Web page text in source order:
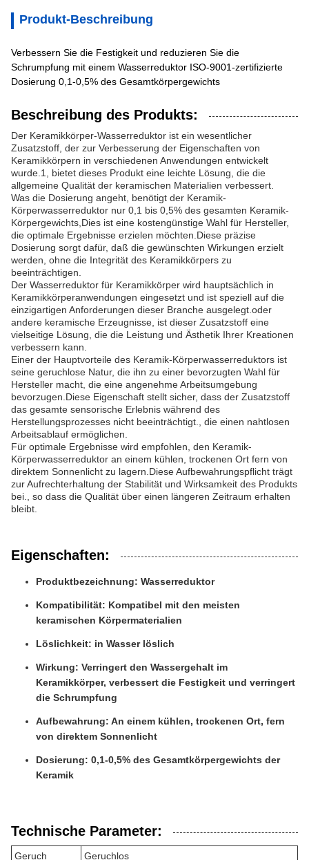
Produkt-Beschreibung
Verbessern Sie die Festigkeit und reduzieren Sie die
Schrumpfung mit einem Wasserreduktor ISO-9001-zertifizierte
Dosierung 0,1-0,5% des Gesamtkörpergewichts
Beschreibung des Produkts:
Der Keramikkörper-Wasserreduktor ist ein wesentlicher
Zusatzstoff, der zur Verbesserung der Eigenschaften von
Keramikkörpern in verschiedenen Anwendungen entwickelt
wurde.1, bietet dieses Produkt eine leichte Lösung, die die
allgemeine Qualität der keramischen Materialien verbessert.
Was die Dosierung angeht, benötigt der Keramik-
Körperwasserreduktor nur 0,1 bis 0,5% des gesamten Keramik-
Körpergewichts,Dies ist eine kostengünstige Wahl für Hersteller,
die optimale Ergebnisse erzielen möchten.Diese präzise
Dosierung sorgt dafür, daß die gewünschten Wirkungen erzielt
werden, ohne die Integrität des Keramikkörpers zu
beeinträchtigen.
Der Wasserreduktor für Keramikkörper wird hauptsächlich in
Keramikkörperanwendungen eingesetzt und ist speziell auf die
einzigartigen Anforderungen dieser Branche ausgelegt.oder
andere keramische Erzeugnisse, ist dieser Zusatzstoff eine
vielseitige Lösung, die die Leistung und Ästhetik Ihrer Kreationen
verbessern kann.
Einer der Hauptvorteile des Keramik-Körperwasserreduktors ist
seine geruchlose Natur, die ihn zu einer bevorzugten Wahl für
Hersteller macht, die eine angenehme Arbeitsumgebung
bevorzugen.Diese Eigenschaft stellt sicher, dass der Zusatzstoff
das gesamte sensorische Erlebnis während des
Herstellungsprozesses nicht beeinträchtigt., die einen nahtlosen
Arbeitsablauf ermöglichen.
Für optimale Ergebnisse wird empfohlen, den Keramik-
Körperwasserreduktor an einem kühlen, trockenen Ort fern von
direktem Sonnenlicht zu lagern.Diese Aufbewahrungspflicht trägt
zur Aufrechterhaltung der Stabilität und Wirksamkeit des Produkts
bei., so dass die Qualität über einen längeren Zeitraum erhalten
bleibt.
Eigenschaften:
Produktbezeichnung: Wasserreduktor
Kompatibilität: Kompatibel mit den meisten
keramischen Körpermaterialien
Löslichkeit: in Wasser löslich
Wirkung: Verringert den Wassergehalt im
Keramikkörper, verbessert die Festigkeit und verringert
die Schrumpfung
Aufbewahrung: An einem kühlen, trockenen Ort, fern
von direktem Sonnenlicht
Dosierung: 0,1-0,5% des Gesamtkörpergewichts der
Keramik
Technische Parameter:
Geruch Geruchlos